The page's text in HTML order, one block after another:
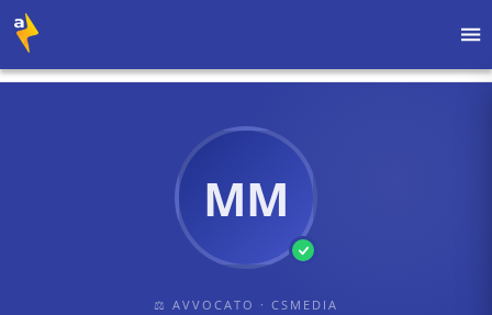
MM
⚖ AVVOCATO · CSMEDIA